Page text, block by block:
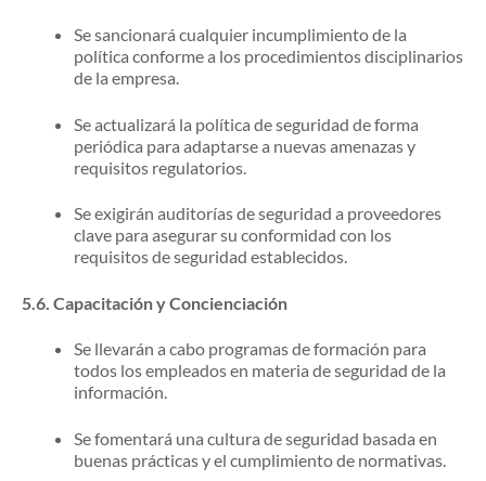
Se sancionará cualquier incumplimiento de la
política conforme a los procedimientos disciplinarios
de la empresa.
Se actualizará la política de seguridad de forma
periódica para adaptarse a nuevas amenazas y
requisitos regulatorios.
Se exigirán auditorías de seguridad a proveedores
clave para asegurar su conformidad con los
requisitos de seguridad establecidos.
5.6. Capacitación y Concienciación
Se llevarán a cabo programas de formación para
todos los empleados en materia de seguridad de la
información.
Se fomentará una cultura de seguridad basada en
buenas prácticas y el cumplimiento de normativas.